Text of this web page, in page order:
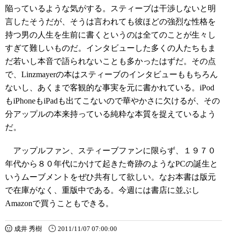
陥っているような気がする。スティーブは干渉しないと明
言したそうだが、そうは言われても彼ほどの強烈な性格を
持つ男の人生を生前に書くというのは全てのことが生々し
すぎて難しいものだ。インタビューした多くの人たちもま
だ若いし本音で語られないことも多かったはずだ。その点
で、Linzmayerの本はスティーブのインタビューももちろん
ないし、あくまで客観的な事実を元に書かれている。iPod
もiPhoneもiPadも出てこないので華やかさに欠けるが、その
分アップルの本来持っている純粋な本質を捉えているよう
だ。
アップルファン、スティーブファンに限らず、１９７０
年代から８０年代にかけて起きた奇跡のようなPCの誕生と
いうムーブメントをぜひ共有して欲しい。なお本書は版元
で在庫がなく、重版中である。今週には書店に並ぶし
Amazonで買うこともできる。
成井 秀樹 2011/11/07 07:00:00